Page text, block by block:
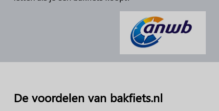
De voordelen van bakfiets.nl